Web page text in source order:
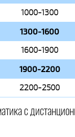
1000-1300
1300-1600
1600-1900
1900-2200
2200-2500
с